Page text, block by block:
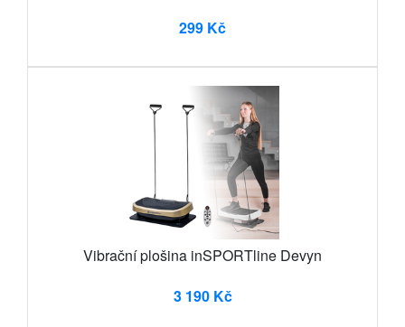
299 Kč
Vibrační plošina inSPORTline Devyn
3 190 Kč